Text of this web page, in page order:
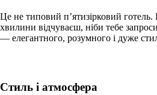
Це не типовий п’ятизірковий
хвилини відчуваєш, ніби тебе
— елегантного, розумного і дуже
Стиль і атмосфера